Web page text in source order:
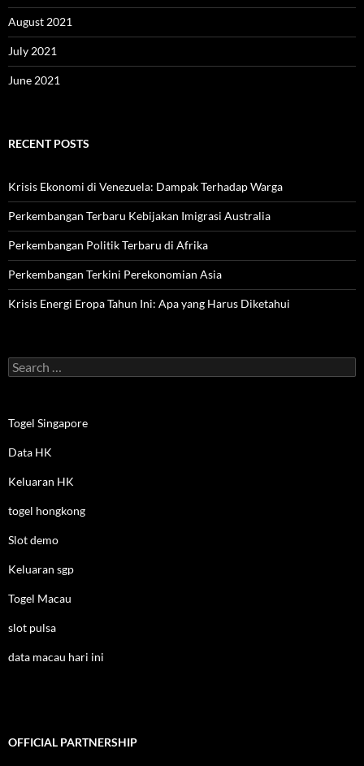
August 2021
July 2021
June 2021
RECENT POSTS
Krisis Ekonomi di Venezuela: Dampak Terhadap Warga
Perkembangan Terbaru Kebijakan Imigrasi Australia
Perkembangan Politik Terbaru di Afrika
Perkembangan Terkini Perekonomian Asia
Krisis Energi Eropa Tahun Ini: Apa yang Harus Diketahui
Search
for:
Togel Singapore
Data HK
Keluaran HK
togel hongkong
Slot demo
Keluaran sgp
Togel Macau
slot pulsa
data macau hari ini
OFFICIAL PARTNERSHIP